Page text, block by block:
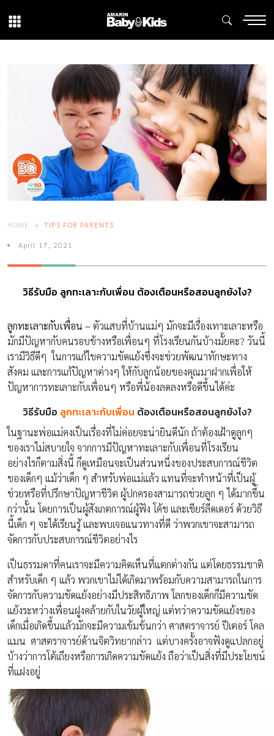
HOME TIPS FOR PARENTS
April 17, 2021
วิธีรับมือ ลูกทะเลาะกับเพื่อน ต้องเตือนหรือสอนลูกยังไง?
ลูกทะเลาะกับเพื่อน – ตัวแสบที่บ้านแม่ๆ มักจะมีเรื่องเทาะเลาะหรือ
มักมีปัญหากับคนรอบข้างหรือเพื่อนๆ ที่โรงเรียนกันบ้างมั้ยคะ? วันนี้
เรามีวิธีดีๆ ในการแก้ไขความขัดแย้งซึ่งจะช่วยพัฒนาทักษะทาง
สังคม และการแก้ปัญหาต่างๆ ให้กับลูกน้อยของคุณมาฝากเพื่อให้
ปัญหาการทะเลาะกับเพื่อนๆ หรือพี่น้องลดลงหรือดีขึ้นได้ค่ะ
วิธีรับมือ ลูกทะเลาะกับเพื่อน ต้องเตือนหรือสอนลูกยังไง?
ในฐานะพ่อแม่คงเป็นเรื่องที่ไม่ค่อยจะน่ายินดีนัก ถ้าต้องเฝ้าดูลูกๆ
ของเราไม่สบายใจ จากการมีปัญหาทะเลาะกับเพื่อนที่โรงเรียน
อย่างไรก็ตามสิ่งนี้ ก็ดูเหมือนจะเป็นส่วนหนึ่งของประสบการณ์ชีวิต
ของเด็กๆ แม้ว่าเด็ก ๆ สำหรับพ่อแม่แล้ว แทนที่จะทำหน้าที่เป็นผู้
ช่วยหรือที่ปรึกษาปัญหาชีวิต ผู้ปกครองสามารถช่วยลูก ๆ ได้มากขึ้น
กว่านั้น โดยการเป็นผู้สังเกตการณ์ผู้ฟัง โค้ช และเชียร์ลีดเดอร์ ด้วยวิธี
นี้เด็ก ๆ จะได้เรียนรู้ และพบเจอแนวทางที่ดี ว่าพวกเขาจะสามารถ
จัดการกับประสบการณ์ชีวิตอย่างไร
เป็นธรรมดาที่คนเราจะมีความคิดเห็นที่แตกต่างกัน แต่โดยธรรมชาติ
สำหรับเด็ก ๆ แล้ว พวกเขาไม่ได้เกิดมาพร้อมกับความสามารถในการ
จัดการกับความขัดแย้งอย่างมีประสิทธิภาพ โลกของเด็กก็มีความขัด
แย้งระหว่างเพื่อนฝูงคล้ายกับในวัยผู้ใหญ่ แต่ทว่าความขัดแย้งของ
เด็กเมื่อเกิดขึ้นแล้วมักจะมีความเข้มข้นกว่า ศาสตราจารย์ ปีเตอร์ โคล
แมน ศาสตราจารย์ด้านจิตวิทยากล่าว แต่บางครั้งอาจฟังดูแปลกอยู่
บ้างว่าการโต้เถียงหรือการเกิดความขัดแย้ง ถือว่าเป็นสิ่งที่มีประโยชน์
ที่แฝงอยู่